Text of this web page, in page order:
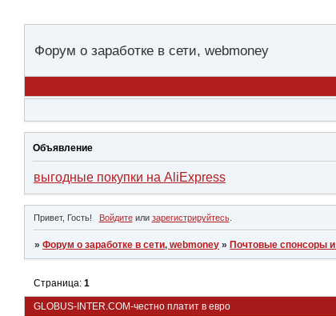
Форум о заработке в сети, webmoney
Объявление
выгодные покупки на AliExpress
Привет, Гость! Войдитеили зарегистрируйтесь.
»Форум о заработке в сети, webmoney » Почтовые спонсоры
GLOBUS-INTER.COM-честно платит в евро
Страница:1